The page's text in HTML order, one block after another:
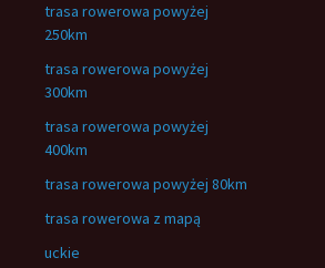
trasa rowerowa powyżej
250km
trasa rowerowa powyżej
300km
trasa rowerowa powyżej
400km
trasa rowerowa powyżej 80km
trasa rowerowa z mapą
uckie